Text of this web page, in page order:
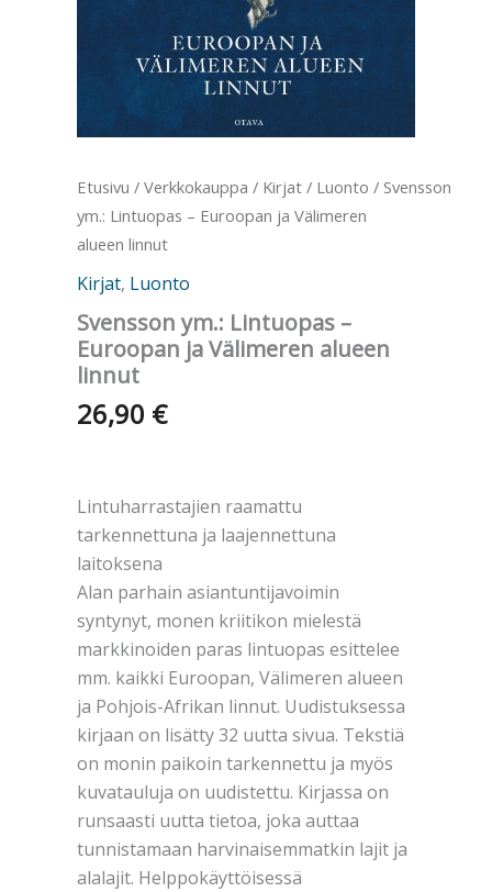
Etusivu / Verkkokauppa / Kirjat / Luonto / Svensson
ym.: Lintuopas – Euroopan ja Välimeren
alueen linnut
Kirjat, Luonto
Svensson ym.: Lintuopas –
Euroopan ja Välimeren alueen
linnut
26,90 €
Lintuharrastajien raamattu
tarkennettuna ja laajennettuna
laitoksena
Alan parhain asiantuntijavoimin
syntynyt, monen kriitikon mielestä
markkinoiden paras lintuopas esittelee
mm. kaikki Euroopan, Välimeren alueen
ja Pohjois-Afrikan linnut. Uudistuksessa
kirjaan on lisätty 32 uutta sivua. Tekstiä
on monin paikoin tarkennettu ja myös
kuvatauluja on uudistettu. Kirjassa on
runsaasti uutta tietoa, joka auttaa
tunnistamaan harvinaisemmatkin lajit ja
alalajit. Helppokäyttöisessä